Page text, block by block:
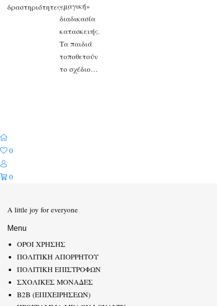
δραστηριότητες….«μαγική»
διαδικασία
κατασκευής.
Τα παιδιά
τοποθετούν
το σχέδιο…
0
0
A little joy for everyone
Menu
ΟΡΟΙ ΧΡΗΣΗΣ
ΠΟΛΙΤΙΚΗ ΑΠΟΡΡΗΤΟΥ
ΠΟΛΙΤΙΚΗ ΕΠΙΣΤΡΟΦΩΝ
ΣΧΟΛΙΚΕΣ ΜΟΝΑΔΕΣ
B2B (ΕΠΙΧΕΙΡΗΣΕΩΝ)